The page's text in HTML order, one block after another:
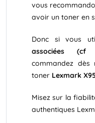
vous
avoir un toner en
Donc si vous
associées
commandez dès
toner Lexmark
Misez sur la
authentiques